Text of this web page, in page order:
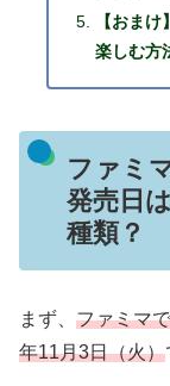
【おま
楽しむ方
ファミ
発売日
種類？
まず、 ファミマ
年11月3日（火）